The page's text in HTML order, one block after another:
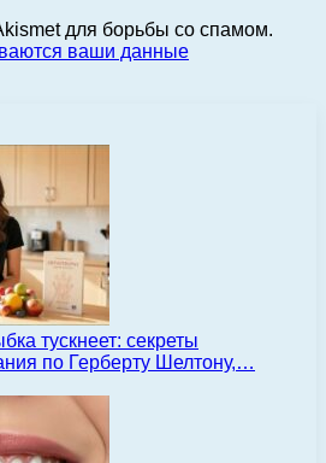
для борьбы со спамом.
ваши данные
тускнеет: секреты
по Герберту Шелтону,…